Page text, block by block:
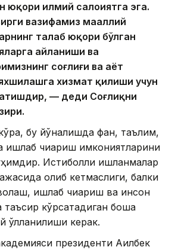
юқори илмий салоҳиятга эга.
вазифамиз маҳаллий
талаб юқори бўлган
айланиши ва
соғлиғи ва ҳаёт
хизмат қилиши учун
— деди Соғлиқни
бу йўналишда фан, таълим,
ишлаб чиқариш имкониятларини
Истиқболли ишланмалар
қолиб кетмаслиги, балки
ишлаб чиқариш ва инсон
таъсир кўрсатадиган бошқа
қўлланилиши керак.
президенти Ақилбек